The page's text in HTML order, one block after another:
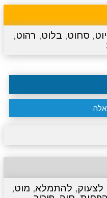
, סחוט, בלוט, רהוט,
לצעוק, להתמלא, מוט,